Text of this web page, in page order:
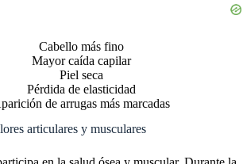
Cabello más fino
Mayor caída capilar
Piel seca
Pérdida de elasticidad
de arrugas más marcadas
articulares y musculares